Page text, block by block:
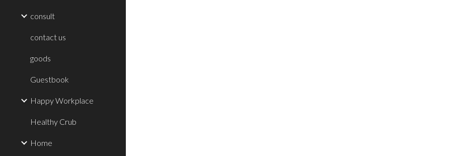
consult
contact us
goods
Guestbook
Happy Workplace
Healthy Crub
Home